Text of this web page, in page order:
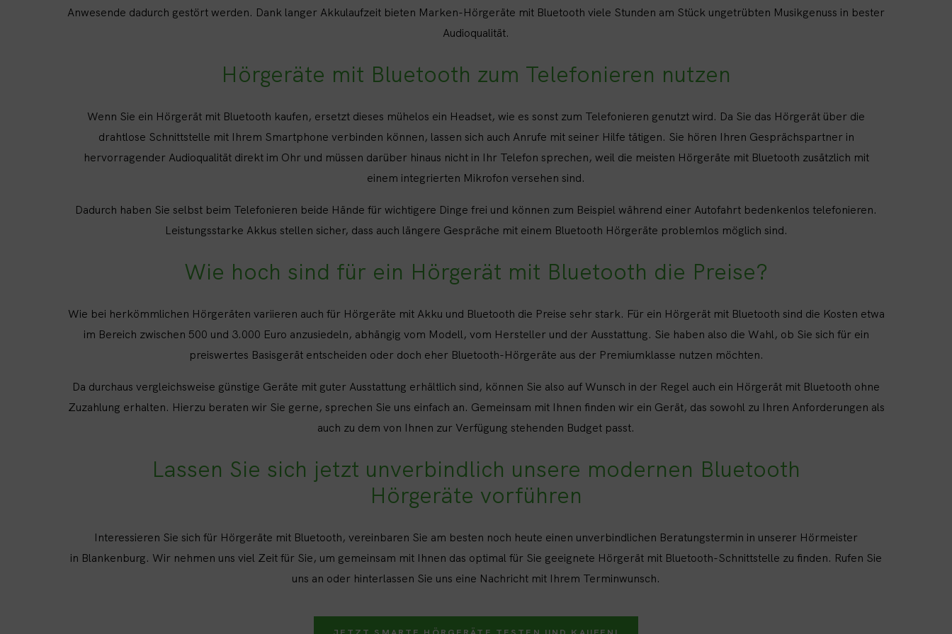
Anwesende dadurch gestört werden. Dank langer Akkulaufzeit bieten Marken-Hörgeräte mit Bluetooth viele Stunden am Stück ungetrübten Musikgenuss in bester
Audioqualität.
Hörgeräte mit Bluetooth zum Telefonieren nutzen
Wenn Sie ein Hörgerät mit Bluetooth kaufen, ersetzt dieses mühelos ein Headset, wie es sonst zum Telefonieren genutzt wird. Da Sie das Hörgerät über die
drahtlose Schnittstelle mit Ihrem Smartphone verbinden können, lassen sich auch Anrufe mit seiner Hilfe tätigen. Sie hören Ihren Gesprächspartner in
hervorragender Audioqualität direkt im Ohr und müssen darüber hinaus nicht in Ihr Telefon sprechen, weil die meisten Hörgeräte mit Bluetooth zusätzlich mit
einem integrierten Mikrofon versehen sind.
Dadurch haben Sie selbst beim Telefonieren beide Hände für wichtigere Dinge frei und können zum Beispiel während einer Autofahrt bedenkenlos telefonieren.
Leistungsstarke Akkus stellen sicher, dass auch längere Gespräche mit einem Bluetooth Hörgeräte problemlos möglich sind.
Wie hoch sind für ein Hörgerät mit Bluetooth die Preise?
Wie bei herkömmlichen Hörgeräten variieren auch für Hörgeräte mit Akku und Bluetooth die Preise sehr stark. Für ein Hörgerät mit Bluetooth sind die Kosten etwa
im Bereich zwischen 500 und 3.000 Euro anzusiedeln, abhängig vom Modell, vom Hersteller und der Ausstattung. Sie haben also die Wahl, ob Sie sich für ein
preiswertes Basisgerät entscheiden oder doch eher Bluetooth-Hörgeräte aus der Premiumklasse nutzen möchten.
Da durchaus vergleichsweise günstige Geräte mit guter Ausstattung erhältlich sind, können Sie also auf Wunsch in der Regel auch ein Hörgerät mit Bluetooth ohne
Zuzahlung erhalten. Hierzu beraten wir Sie gerne, sprechen Sie uns einfach an. Gemeinsam mit Ihnen finden wir ein Gerät, das sowohl zu Ihren Anforderungen als
auch zu dem von Ihnen zur Verfügung stehenden Budget passt.
Lassen Sie sich jetzt unverbindlich unsere modernen Bluetooth
Hörgeräte vorführen
Interessieren Sie sich für Hörgeräte mit Bluetooth, vereinbaren Sie am besten noch heute einen unverbindlichen Beratungstermin in unserer Hörmeister
in Blankenburg. Wir nehmen uns viel Zeit für Sie, um gemeinsam mit Ihnen das optimal für Sie geeignete Hörgerät mit Bluetooth-Schnittstelle zu finden. Rufen Sie
uns an oder hinterlassen Sie uns eine Nachricht mit Ihrem Terminwunsch.